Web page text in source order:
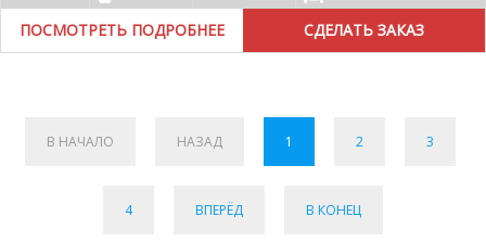
ПОСМОТРЕТЬ ПОДРОБНЕЕ
В НАЧАЛО НАЗАД 1 2 3
4 ВПЕРЁД В КОНЕЦ